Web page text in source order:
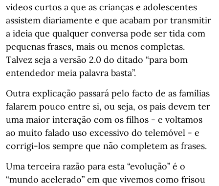
vídeos curtos a que as crianças e adolescentes
assistem diariamente e que acabam por transmitir
a ideia que qualquer conversa pode ser tida com
pequenas frases, mais ou menos completas.
Talvez seja a versão 2.0 do ditado “para bom
entendedor meia palavra basta”.
Outra explicação passará pelo facto de as famílias
falarem pouco entre si, ou seja, os pais devem ter
uma maior interação com os filhos - e voltamos
ao muito falado uso excessivo do telemóvel - e
corrigi-los sempre que não completem as frases.
Uma terceira razão para esta “evolução” é o
“mundo acelerado” em que vivemos como frisou